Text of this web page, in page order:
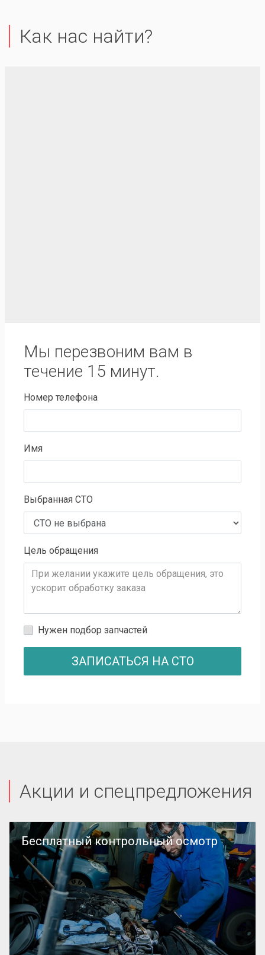
Как нас найти?
Мы перезвоним вам в
течение 15 минут.
Номер телефона
Имя
Выбранная СТО
Цель обращения
Нужен подбор запчастей
ЗАПИСАТЬСЯ НА СТО
Акции и спецпредложения
Бесплатный контрольный осмотр